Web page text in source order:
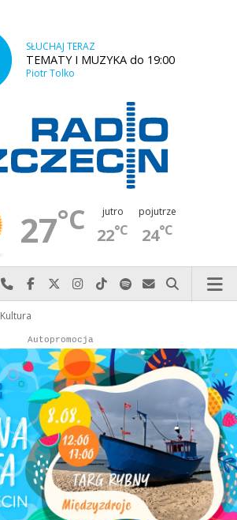
SŁUCHAJ TERAZ
TEMATY I MUZYKA do 19:00
Piotr Tolko
27°C jutro
22°C
pojutrze
24°C
Najlepiej po prostu do nas zadzwoń
Odwiedź nas na Facebook-u
Odwiedź nas na X
Odwiedź nas na Instagram-ie
Odwiedź nas na TikTok-u
Szukaj nas na Spotify
Wyślij do nas
Szukaj
Kultura
Autopromocja
Autopromocja
Reklama